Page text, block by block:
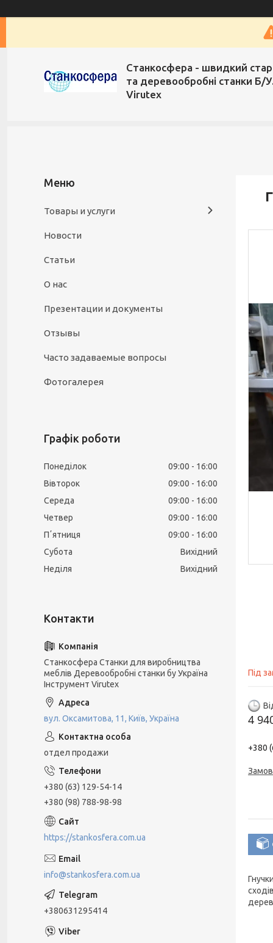
Станкосфера - швидкий
та деревообробні станки Б/
Virutex
Під
4
+380
Товары и услуги
Новости
Статьи
О нас
Презентации и документы
Отзывы
Часто задаваемые вопросы
Фотогалерея
Графік роботи
Понеділок 09:00
16:00
Вівторок
09:00
16:00
Середа
09:00
16:00
Четвер
09:00
16:00
Пʼятниця
09:00
16:00
Субота
Вихідний
Неділя
Вихідний
Станкосфера Станки для виробництва
меблів Деревообробні станки бу Україна
Інструмент Virutex
вул. Оксамитова, 11, Київ, Україна
отдел продажи
+380 (63) 129-54-14
+380 (98) 788-98-98
https://stankosfera.com.ua
info@stankosfera.com.ua
+380631295414